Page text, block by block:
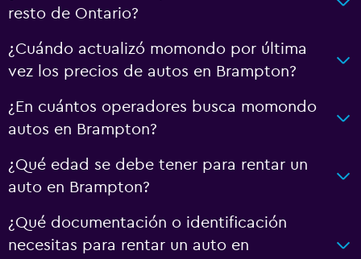
resto de Ontario?
¿Cuándo actualizó momondo por última
vez los precios de autos en Brampton?
¿En cuántos operadores busca momondo
autos en Brampton?
¿Qué edad se debe tener para rentar un
auto en Brampton?
¿Qué documentación o identificación
necesitas para rentar un auto en